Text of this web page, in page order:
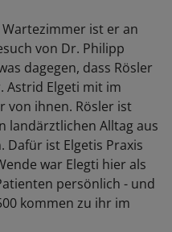
ist er an
von Dr. Philipp
dagegen, dass Rösler
Astrid Elgeti mit im
von ihnen. Rösler ist
landärztlichen Alltag aus
Dafür ist Elgetis Praxis
war Elegti hier als
persönlich - und
kommen zu ihr im